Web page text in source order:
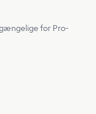
for Pro-